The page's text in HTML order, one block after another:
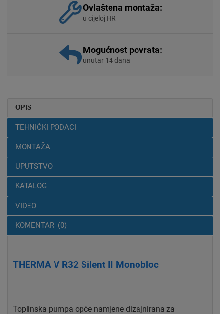
Ovlaštena montaža:
u cijeloj HR
Mogućnost povrata:
unutar 14 dana
OPIS
TEHNIČKI PODACI
MONTAŽA
UPUTSTVO
KATALOG
VIDEO
KOMENTARI (0)
THERMA V R32 Silent II Monobloc
Toplinska pumpa opće namjene dizajnirana za